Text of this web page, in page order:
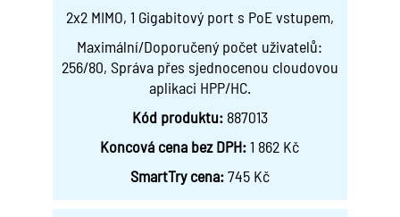
2x2 MIMO, 1 Gigabitový port s PoE vstupem,
Maximální/Doporučený počet uživatelů:
256/80, Správa přes sjednocenou cloudovou
aplikaci HPP/HC.
Kód produktu: 887013
Koncová cena bez DPH:1 862 Kč
SmartTry cena:745 Kč